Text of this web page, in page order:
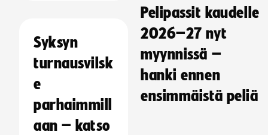
Syksyn
turnausvilsk
e
parhaimmill
aan – katso
Pelipassit kaudelle
2026–27 nyt
myynnissä –
hanki ennen
ensimmäistä peliä